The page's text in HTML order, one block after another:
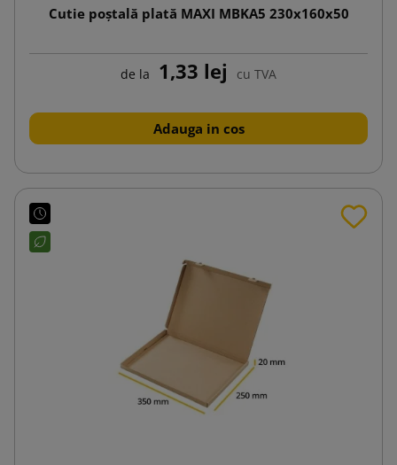
Cutie poștală plată MAXI MBKA5 230x160x50
de la 1,33 lej cu TVA
Adauga in cos